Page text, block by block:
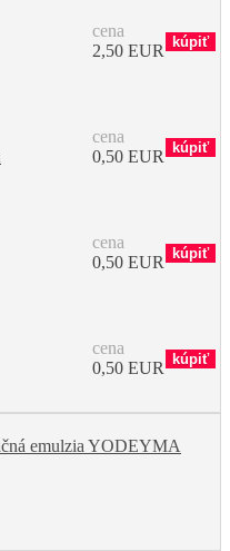
cena
2,50 EUR
cena
0,50 EUR
cena
0,50 EUR
cena
0,50 EUR
emulzia YODEYMA